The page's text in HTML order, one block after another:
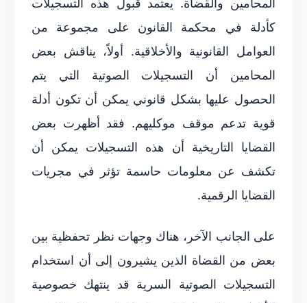
المحامين والقضاة. يعتمد قبول هذه التسجيلات
كأدلة في محكمة القانون على مجموعة من
العوامل القانونية والأخلاقية. أولاً، يناقش بعض
المحامين أن التسجيلات الصوتية التي يتم
الحصول عليها بشكل قانوني يمكن أن تكون أدلة
قوية تدعم موقف موكليهم. فقد أظهرت بعض
القضايا التاريخية أن هذه التسجيلات يمكن أن
تكشف عن معلومات حاسمة تؤثر في مجريات
القضايا الرقمية.
على الجانب الآخر، هناك وجهات نظر تحفظية بين
بعض من القضاة الذين يشيرون إلى أن استخدام
التسجيلات الصوتية السرية قد ينتهك خصوصية